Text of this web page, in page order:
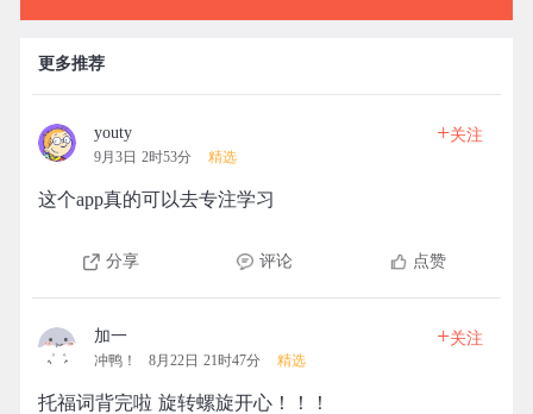
更多推荐
youty
9月3日 2时53分 精选
+关注
这个app真的可以去专注学习
分享 评论 点赞
加一
冲鸭！ 8月22日 21时47分 精选
+关注
托福词背完啦 旋转螺旋开心！！！